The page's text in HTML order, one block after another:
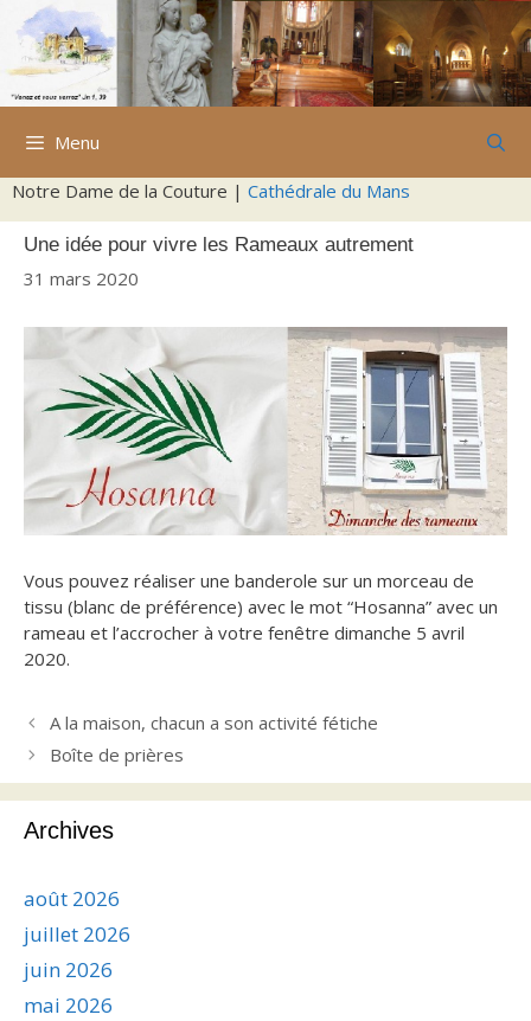
Aller
contenu
Menu
Notre Dame de la Couture | Cathédrale du Mans
Une idée pour vivre les Rameaux autrement
31 mars 2020
Vous pouvez réaliser une banderole sur un morceau de
tissu (blanc de préférence) avec le mot “Hosanna” avec un
rameau et l’accrocher à votre fenêtre dimanche 5 avril
2020.
A la maison, chacun a son activité fétiche
Boîte de prières
Archives
août 2026
juillet 2026
juin 2026
mai 2026